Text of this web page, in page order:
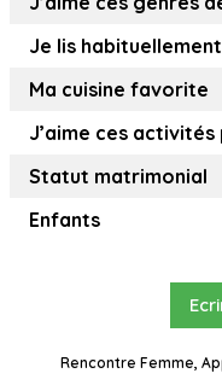
Je lis habituellement
Ma cuisine favorite
J’aime ces activités
Statut matrimonial
Enfants
Rencontre Femme,